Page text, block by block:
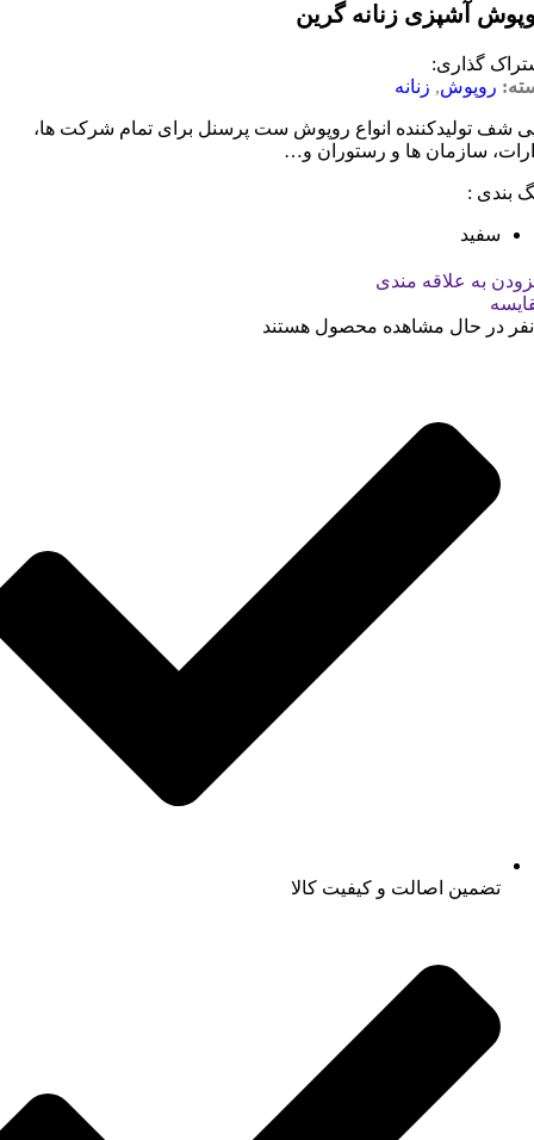
آشپزی زنانه گرین
گذاری:
روپوش, زنانه
شف تولیدکننده انواع روپوش ست پرسنل برای تمام شرکت ها،
سازمان ها و رستوران و…
بندی :
سفید
به علاقه مندی
نفر در حال مشاهده محصول هستند
تضمین اصالت و کیفیت کالا